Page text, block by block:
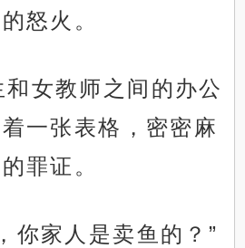
怒火。
女教师之间的办公
一张表格，密密麻
罪证。
你家人是卖鱼的？”